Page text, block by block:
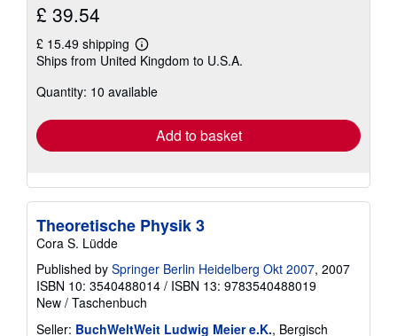
£ 39.54
£ 15.49 shipping
Learn
more
shipping
Ships from United Kingdom to U.S.A.
Quantity: 10 available
Add to basket
Theoretische Physik 3
Cora S. Lüdde
Published by Springer Berlin Heidelberg Okt 2007, 2007
ISBN 10: 3540488014 / ISBN 13: 9783540488019
New / Taschenbuch
Seller: BuchWeltWeit Ludwig Meier e.K., Bergisch